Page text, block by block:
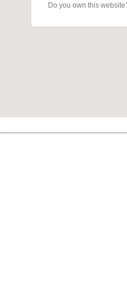
Do you own this